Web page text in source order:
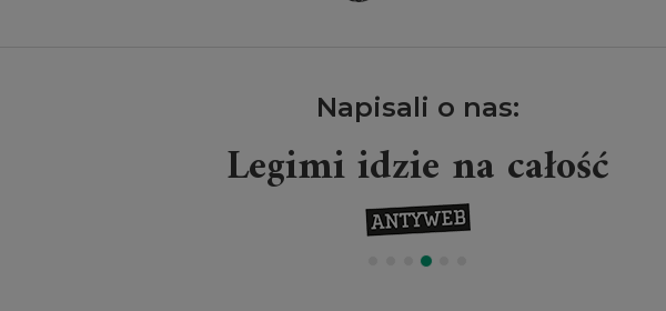
Napisali o nas:
Legimi idzie na całość